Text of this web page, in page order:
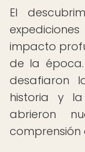
El
impacto
de la época.
desafiaron
historia y
abrieron
comprensión